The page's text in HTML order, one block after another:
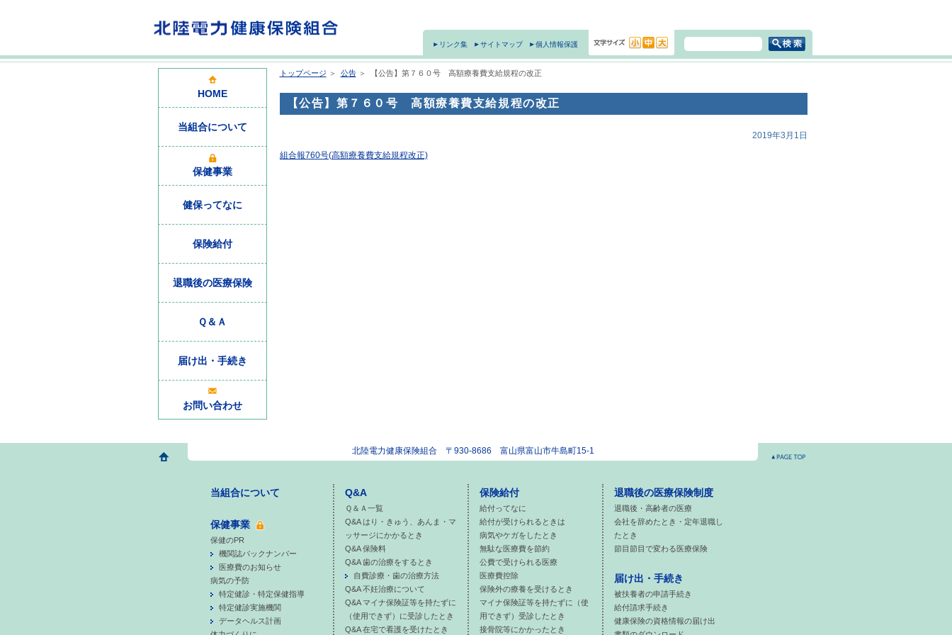
リンク集 サイトマップ 個人情報保護
HOME
当組合について
保健事業
健保ってなに
保険給付
退職後の医療保険
Ｑ＆Ａ
届け出・手続き
お問い合わせ
トップページ ＞ 公告＞ 【公告】第７６０号 高額療養費支給規程の改正
【公告】第７６０号 高額療養費支給規程の改正
2019年3月1日
組合報760号(高額療養費支給規程改正)
北陸電力健康保険組合 〒930-8686 富山県富山市牛島町15-1
当組合について
保健事業
保健のPR
機関誌バックナンバー
医療費のお知らせ
病気の予防
特定健診・特定保健指導
特定健診実施機関
データヘルス計画
Q&A
Ｑ＆Ａ一覧
Q&A はり・きゅう、あんま・マ
ッサージにかかるとき
Q&A 保険料
Q&A 歯の治療をするとき
自費診療・歯の治療方法
Q&A 不妊治療について
Q&A マイナ保険証等を持たずに
（使用できず）に受診したとき
Q&A 在宅で看護を受けたとき
保険給付
給付ってなに
給付が受けられるときは
病気やケガをしたとき
無駄な医療費を節約
公費で受けられる医療
医療費控除
保険外の療養を受けるとき
マイナ保険証等を持たずに（使
用できず）受診したとき
接骨院等にかかったとき
退職後の医療保険制度
退職後・高齢者の医療
会社を辞めたとき・定年退職し
たとき
節目節目で変わる医療保険
届け出・手続き
被扶養者の申請手続き
給付請求手続き
健康保険の資格情報の届け出